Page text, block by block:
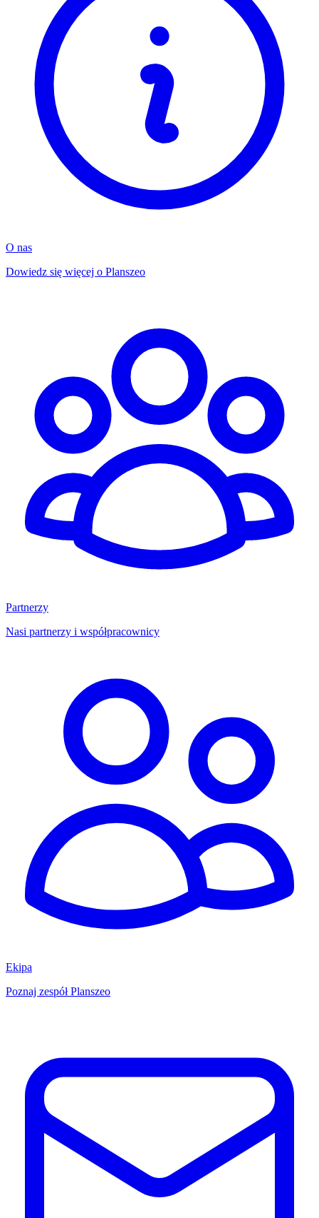
O nas
Dowiedz się więcej o Planszeo
Partnerzy
Nasi partnerzy i współpracownicy
Ekipa
Poznaj zespół Planszeo